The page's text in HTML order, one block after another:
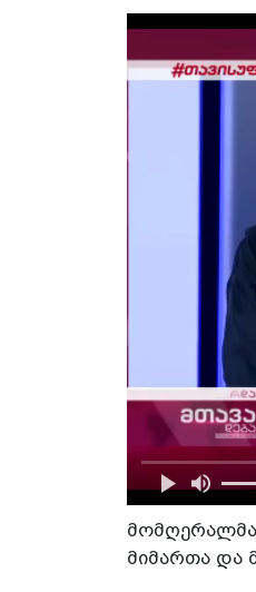
მომღერალმა
მიმართა და